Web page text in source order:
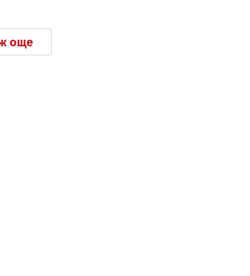
още